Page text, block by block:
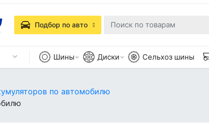
Шины Диски Сельхоз шины
Подбор по авто
по автомобилю